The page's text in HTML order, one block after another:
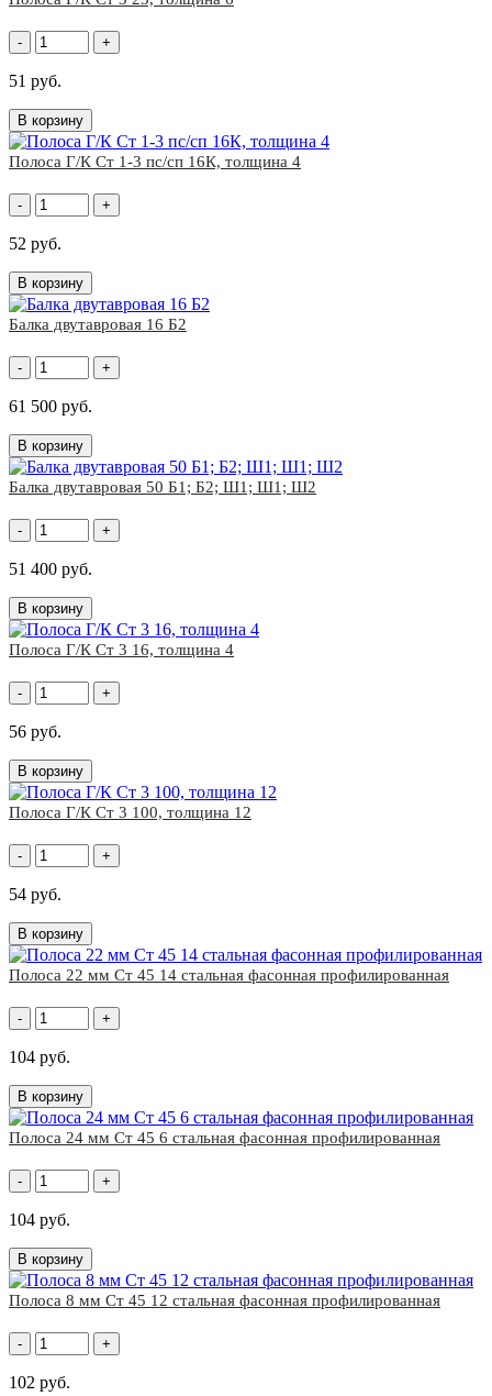
- +
51 руб.
В корзину
Полоса Г/К Ст 1-3 пс/сп 16К, толщина 4
- +
52 руб.
В корзину
Балка двутавровая 16 Б2
- +
61 500 руб.
В корзину
Балка двутавровая 50 Б1; Б2; Ш1; Ш1; Ш2
- +
51 400 руб.
В корзину
Полоса Г/К Ст 3 16, толщина 4
- +
56 руб.
В корзину
Полоса Г/К Ст 3 100, толщина 12
- +
54 руб.
В корзину
Полоса 22 мм Ст 45 14 стальная фасонная профилированная
- +
104 руб.
В корзину
Полоса 24 мм Ст 45 6 стальная фасонная профилированная
- +
104 руб.
В корзину
Полоса 8 мм Ст 45 12 стальная фасонная профилированная
- +
102 руб.